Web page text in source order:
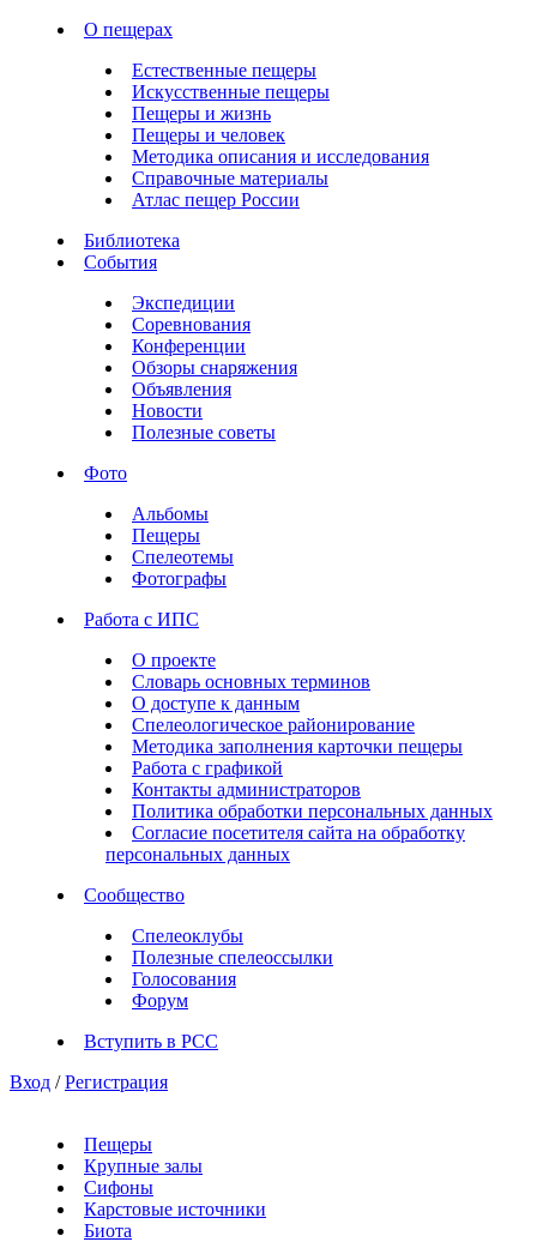
О пещерах
Естественные пещеры
Искусственные пещеры
Пещеры и жизнь
Пещеры и человек
Методика описания и исследования
Справочные материалы
Атлас пещер России
Библиотека
События
Экспедиции
Соревнования
Конференции
Обзоры снаряжения
Объявления
Новости
Полезные советы
Фото
Альбомы
Пещеры
Спелеотемы
Фотографы
Работа с ИПС
О проекте
Словарь основных терминов
О доступе к данным
Спелеологическое районирование
Методика заполнения карточки пещеры
Работа с графикой
Контакты администраторов
Политика обработки персональных данных
Согласие посетителя сайта на обработку
персональных данных
Сообщество
Спелеоклубы
Полезные спелеоссылки
Голосования
Форум
Вступить в РСС
Вход / Регистрация
Пещеры
Крупные залы
Сифоны
Карстовые источники
Биота